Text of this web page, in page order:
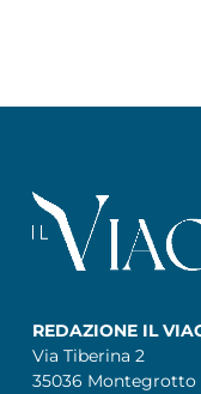
REDAZIONE IL
Via Tiberina 2
35036 Montegrotto